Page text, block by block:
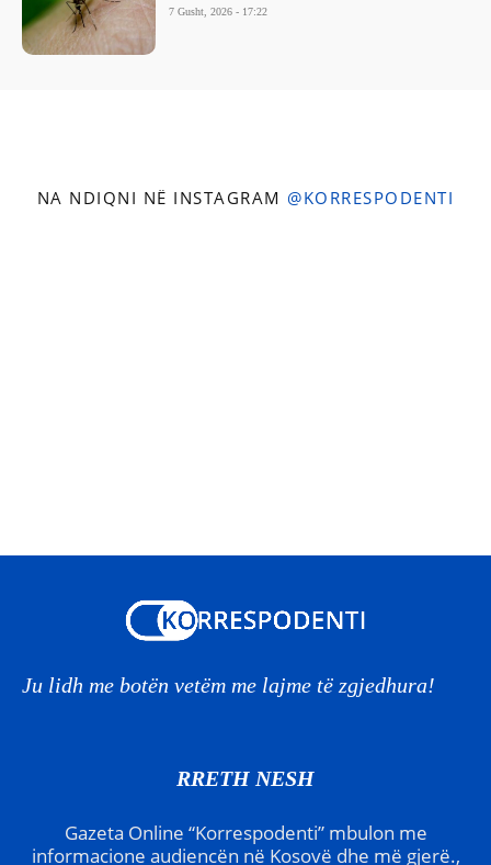
7 Gusht, 2026 - 17:22
NA NDIQNI NË INSTAGRAM @KORRESPODENTI
Ju lidh me botën vetëm me lajme të zgjedhura!
RRETH NESH
Gazeta Online “Korrespodenti” mbulon me
informacione audiencën në Kosovë dhe më gjerë.,